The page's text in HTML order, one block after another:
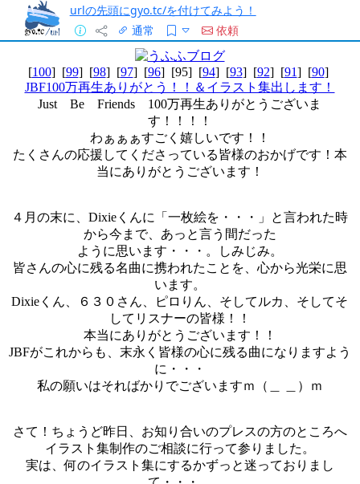
urlの先頭にgyo.tc/を付けてみよう！
通常
依頼